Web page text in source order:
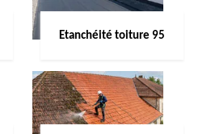
Etanchéité toiture 95